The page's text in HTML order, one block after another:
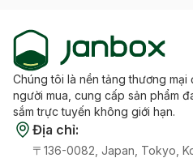
Chúng tôi là nền tảng thương
người mua, cung cấp sản phẩm
sắm trực tuyến không giới hạn.
Địa chỉ:
〒136-0082, Japan, Tokyo,